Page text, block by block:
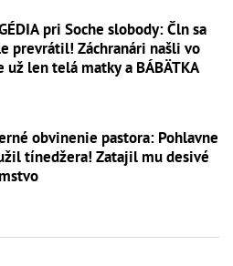
pri Soche slobody: Čln sa
prevrátil! Záchranári našli vo
už len telá matky a BÁBÄTKA
obvinenie pastora: Pohlavne
tínedžera! Zatajil mu desivé